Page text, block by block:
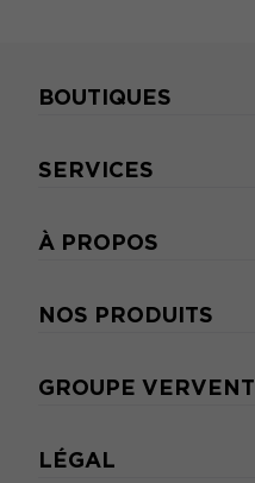
BOUTIQUES
SERVICES
À PROPOS
NOS PRODUITS
GROUPE VERVENT
LÉGAL